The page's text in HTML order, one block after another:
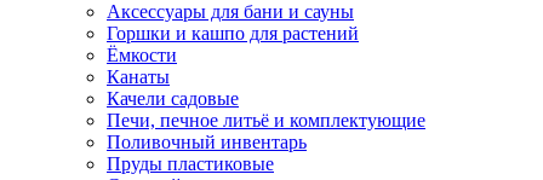
Аксессуары для бани и сауны
Горшки и кашпо для растений
Ёмкости
Канаты
Качели садовые
Печи, печное литьё и комплектующие
Поливочный инвентарь
Пруды пластиковые